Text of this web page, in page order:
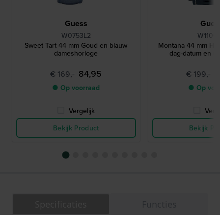
Guess
W0753L2
Sweet Tart 44 mm Goud en blauw
dameshorloge
€ 169,- 84,95
● Op voorraad
Vergelijk
Bekijk Product
Montana 44 mm
dag-datum en
€ 199,-
● Op
Bekijk